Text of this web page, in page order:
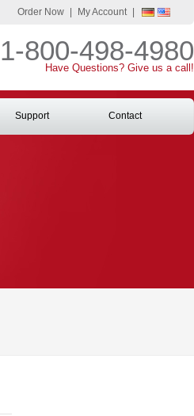
1-800-498-4980
Have Questions? Give us a call!
Order Now My Account
Support Contact